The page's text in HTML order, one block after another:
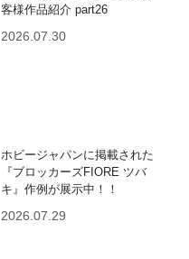
客様作品紹介 part26
2026.07.30
ホビージャパンに掲載された
『ブロッカーズFIORE ツバ
キ』作例が展示中！！
2026.07.29